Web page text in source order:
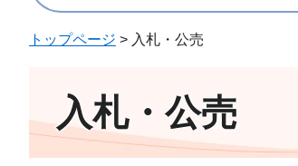
じ
じ
トップページ > 入札・公売
入札・公売